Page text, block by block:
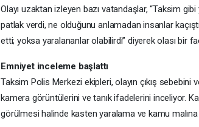
Olayı uzaktan izleyen bazı vatandaşlar, “Taksim
patlak verdi, ne olduğunu anlamadan insanlar
etti; yoksa yaralananlar olabilirdi” diyerek olası bir
Emniyet inceleme başlattı
Taksim Polis Merkezi ekipleri, olayın çıkış
kamera görüntülerini ve tanık ifadelerini inceliyor.
görülmesi halinde kasten yaralama ve kamu